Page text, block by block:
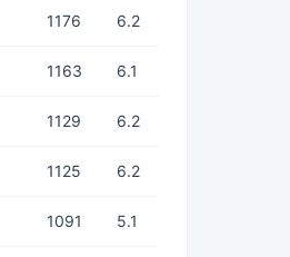
1176 6.2
1163 6.1
1129 6.2
1125 6.2
1091 5.1